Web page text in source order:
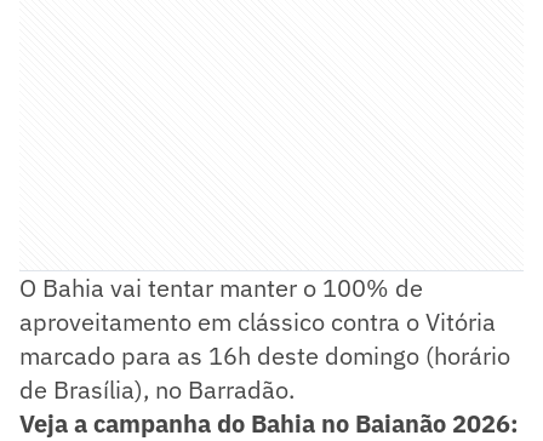
O Bahia vai tentar manter o 100% de
aproveitamento em clássico contra o Vitória
marcado para as 16h deste domingo (horário
de Brasília), no Barradão.
Veja a campanha do Bahia no Baianão 2026: